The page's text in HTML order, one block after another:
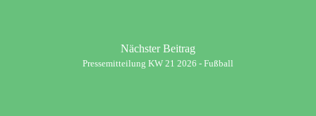
Nächster Beitrag
Pressemitteilung KW 21 2026 - Fußball